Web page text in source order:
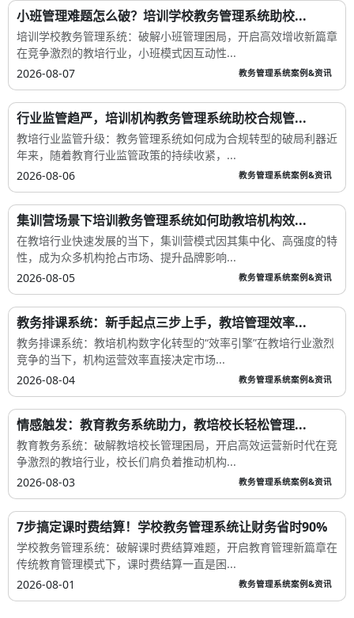
小班管理难题怎么破？培训学校教务管理系统助校...
培训学校教务管理系统：破解小班管理困局，开启高效增收新篇章
在竞争激烈的教培行业，小班模式因互动性...
2026-08-07
教务管理系统案例&资讯
行业监管趋严，培训机构教务管理系统助校合规管...
教培行业监管升级：教务管理系统如何成为合规转型的破局利器近
年来，随着教育行业监管政策的持续收紧，...
2026-08-06
教务管理系统案例&资讯
集训营场景下培训教务管理系统如何助教培机构效...
在教培行业快速发展的当下，集训营模式因其集中化、高强度的特
性，成为众多机构抢占市场、提升品牌影响...
2026-08-05
教务管理系统案例&资讯
教务排课系统：新手起点三步上手，教培管理效率...
教务排课系统：教培机构数字化转型的“效率引擎”在教培行业激烈
竞争的当下，机构运营效率直接决定市场...
2026-08-04
教务管理系统案例&资讯
情感触发：教育教务系统助力，教培校长轻松管理...
教育教务系统：破解教培校长管理困局，开启高效运营新时代在竞
争激烈的教培行业，校长们肩负着推动机构...
2026-08-03
教务管理系统案例&资讯
7步搞定课时费结算！学校教务管理系统让财务省时90%
学校教务管理系统：破解课时费结算难题，开启教育管理新篇章在
传统教育管理模式下，课时费结算一直是困...
2026-08-01
教务管理系统案例&资讯